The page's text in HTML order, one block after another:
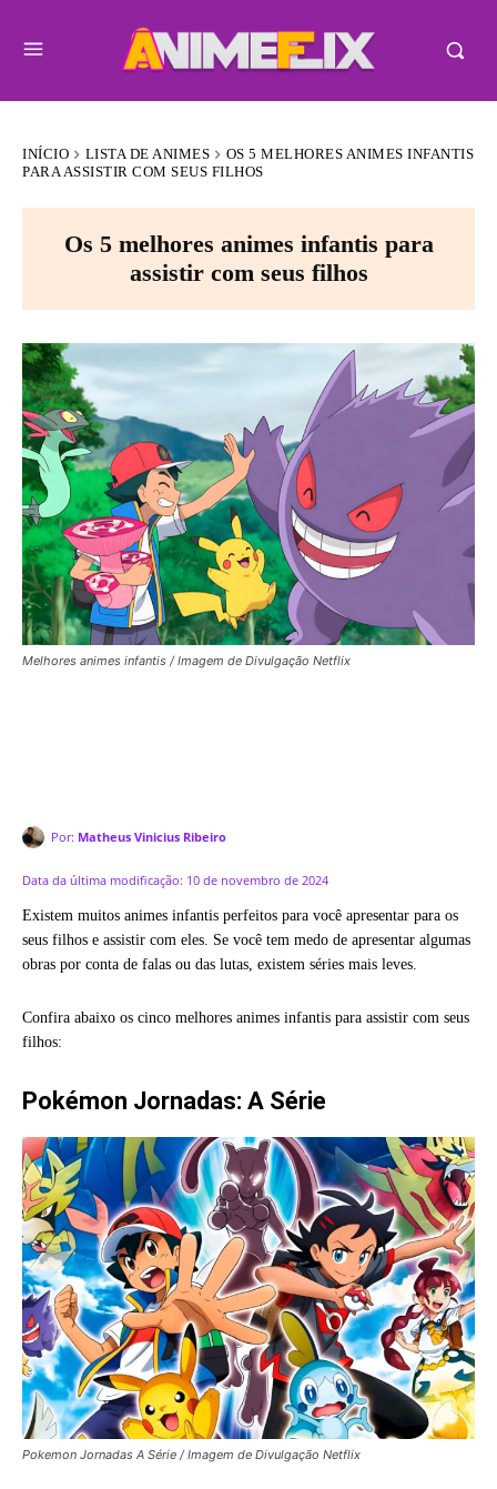
INÍCIO LISTA DE ANIMES
OS 5 MELHORES ANIMES INFANTIS
PARA ASSISTIR COM SEUS FILHOS
Os 5 melhores animes infantis para
assistir com seus filhos
Melhores animes infantis / Imagem de Divulgação Netflix
Por: Matheus Vinicius Ribeiro
Data da última modificação: 10 de novembro de 2024
Existem muitos animes infantis perfeitos para você apresentar para os
seus filhos e assistir com eles. Se você tem medo de apresentar algumas
obras por conta de falas ou das lutas, existem séries mais leves.
Confira abaixo os cinco melhores animes infantis para assistir com seus
filhos:
Pokémon Jornadas: A Série
Pokemon Jornadas A Série / Imagem de Divulgação Netflix